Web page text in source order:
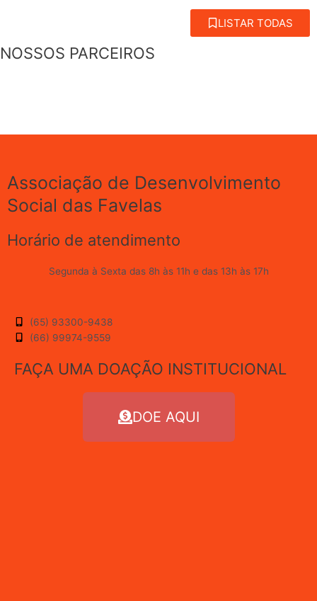
LISTAR TODAS
NOSSOS PARCEIROS
Associação de Desenvolvimento
Social das Favelas
Horário de atendimento
Segunda à Sexta das 8h às 11h e das 13h às 17h
(65) 93300-9438
(66) 99974-9559
FAÇA UMA DOAÇÃO INSTITUCIONAL
DOE AQUI